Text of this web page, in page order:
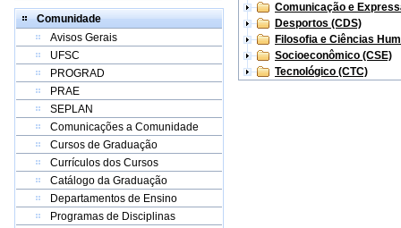
Comunidade
Avisos Gerais
UFSC
PROGRAD
PRAE
SEPLAN
Comunicações a Comunidade
Cursos de Graduação
Currículos dos Cursos
Catálogo da Graduação
Departamentos de Ensino
Programas de Disciplinas
Comunicação e
Desportos (CDS)
Filosofia e Ciências
Socioeconômico (CSE)
Tecnológico (CTC)